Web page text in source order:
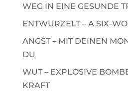
WEG IN EINE GESUNDE
ENTWURZELT – A SIX-
ANGST – MIT DEINEN
DU
WUT – EXPLOSIVE
KRAFT